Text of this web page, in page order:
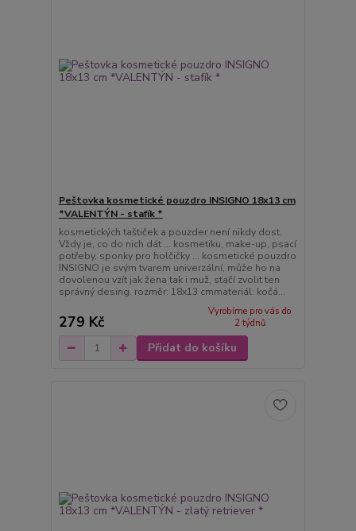
Peštovka kosmetické pouzdro INSIGNO 18x13 cm
*VALENTÝN - stafík *
kosmetických taštiček a pouzder není nikdy dost.
Vždy je, co do nich dát ... kosmetiku, make-up, psací
potřeby, sponky pro holčičky ... kosmetické pouzdro
INSIGNO je svým tvarem univerzální, může ho na
dovolenou vzít jak žena tak i muž, stačí zvolit ten
správný desing. rozměr: 18x13 cmmateriál: kočá...
279 Kč
Vyrobíme pro vás do
2 týdnů
Přidat do košíku